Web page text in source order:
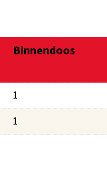
Binnendoos
1
1